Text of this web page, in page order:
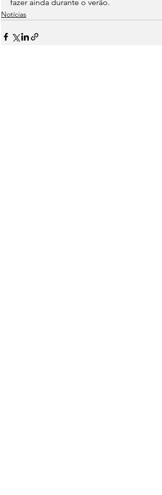
fazer ainda durante o verão.
Notícias